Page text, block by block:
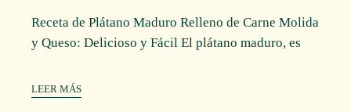
Receta de Plátano Maduro Relleno de Carne Molida
y Queso: Delicioso y Fácil El plátano maduro, es
LEER MÁS